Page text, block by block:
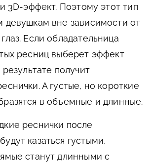
3D-эффект. Поэтому этот тип
девушкам вне зависимости от
Если обладательница
ресниц выберет эффект
получит
А густые, но короткие
в объемные и длинные.
реснички после
казаться густыми,
станут длинными с